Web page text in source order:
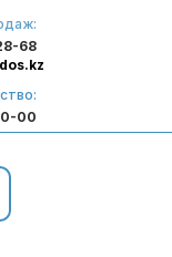
68
00